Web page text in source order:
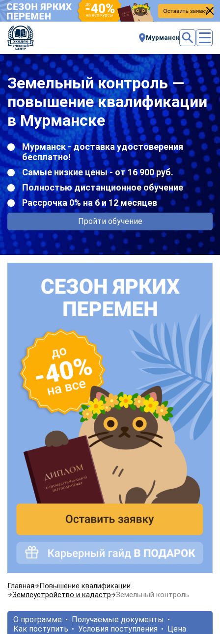
Мурманск
Земельный контроль —
повышение квалификации
в Мурманске
Мурманск - доставка удостоверения
бесплатно!
Самые низкие цены - от 16 900 руб.
Полностью дистанционное обучение
Рассрочка 0% на 6 и 12 месяцев
Пройти обучение
Главная
Повышение квалификации
Землеустройство и кадастр
Земельный контроль
О программе
Получаемые документы
Как поступить
Условия поступления Цена